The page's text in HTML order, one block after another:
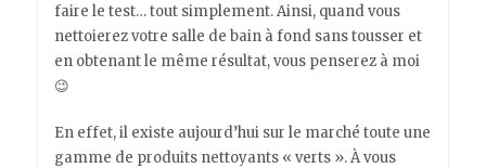
faire le test… tout simplement. Ainsi, quand vous
nettoierez votre salle de bain à fond sans tousser et
en obtenant le même résultat, vous penserez à moi
😉
En effet, il existe aujourd’hui sur le marché toute une
gamme de produits nettoyants « verts ». À vous